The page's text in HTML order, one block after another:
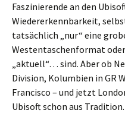
Faszinierende an den
Wiedererkennbarkeit,
tatsächlich „nur“ eine
Westentaschenformat
„aktuell“… sind. Aber ob
Division, Kolumbien in GR
Francisco – und jetzt
Ubisoft schon aus Tradition.